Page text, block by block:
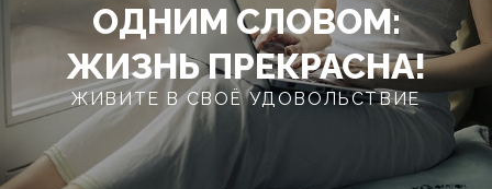
ОДНИМ СЛОВОМ:
ЖИЗНЬ ПРЕКРАСНА!
ЖИВИТЕ В СВОЁ УДОВОЛЬСТВИЕ